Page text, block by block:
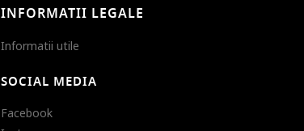
INFORMATII LEGALE
Informatii utile
SOCIAL MEDIA
Facebook